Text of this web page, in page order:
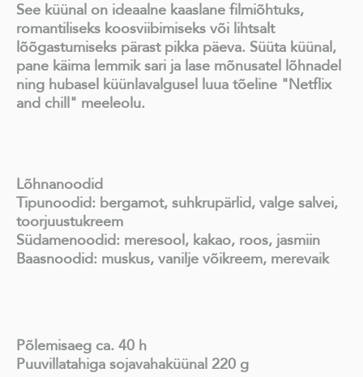
See küünal on ideaalne kaaslane filmiõhtuks,
romantiliseks koosviibimiseks või lihtsalt
lõõgastumiseks pärast pikka päeva. Süüta küünal,
pane käima lemmik sari ja lase mõnusatel lõhnadel
ning hubasel küünlavalgusel luua tõeline "Netflix
and chill" meeleolu.
Lõhnanoodid
Tipunoodid: bergamot, suhkrupärlid, valge salvei,
toorjuustukreem
Südamenoodid: meresool, kakao, roos, jasmiin
Baasnoodid: muskus, vanilje võikreem, merevaik
Põlemisaeg ca. 40 h
Puuvillatahiga sojavahaküünal 220 g